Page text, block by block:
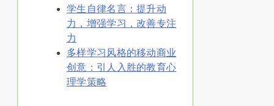
学生自律名言：提升动
力，增强学习，改善专注
力
多样学习风格的移动商业
创意：引人入胜的教育心
理学策略